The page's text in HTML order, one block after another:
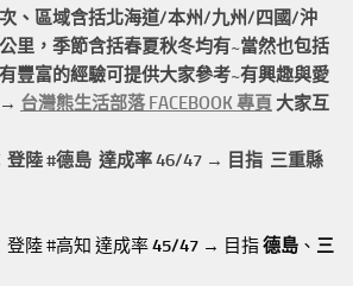
、區域含括北海道/本州/九州/四國/沖
里 ，季節含括春夏秋冬均有~當然也包括
豐富的經驗可提供大家參考~有興趣與愛
台灣熊生活部落 FACEBOOK 專頁 大家互
登陸 #德島 達成率 46/47 → 目指 三重縣
登陸 #高知 達成率45/47 → 目指德島 、 三